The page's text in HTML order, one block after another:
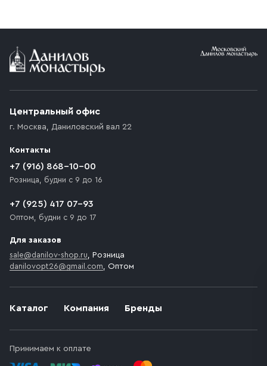
Условия доставки
возникают препятствия для подъезда автомобиля,
которое максимально близко к месту запланированной
движения. Если на территории места назначения
доставки предусмотрен платный въезд, то Покупателю
необходимо компенсировать стоимость въезда
Каталог Компания Бренды
Принимаем к оплате
Центральный офис
г. Москва, Даниловский вал 22
Контакты
+7 (916) 868-10-00
Розница, будни с 9 до 16
+7 (925) 417 07-93
Оптом, будни с 9 до 17
Для заказов
sale@danilov-shop.ru, Розница
danilovopt26@gmail.com, Оптом